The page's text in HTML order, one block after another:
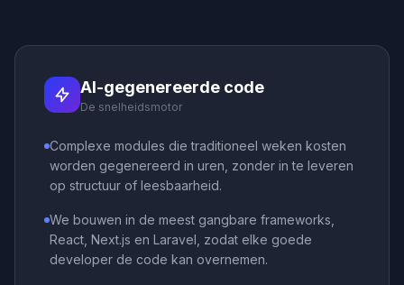
AI-gegenereerde code
De snelheidsmotor
Complexe modules die traditioneel weken kosten
worden gegenereerd in uren, zonder in te leveren
op structuur of leesbaarheid.
We bouwen in de meest gangbare frameworks,
React, Next.js en Laravel, zodat elke goede
developer de code kan overnemen.